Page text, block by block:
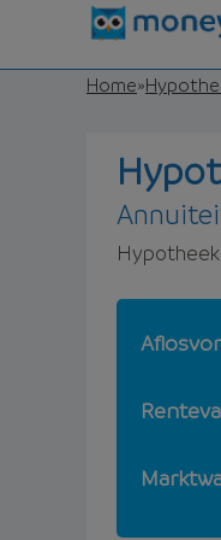
Home»